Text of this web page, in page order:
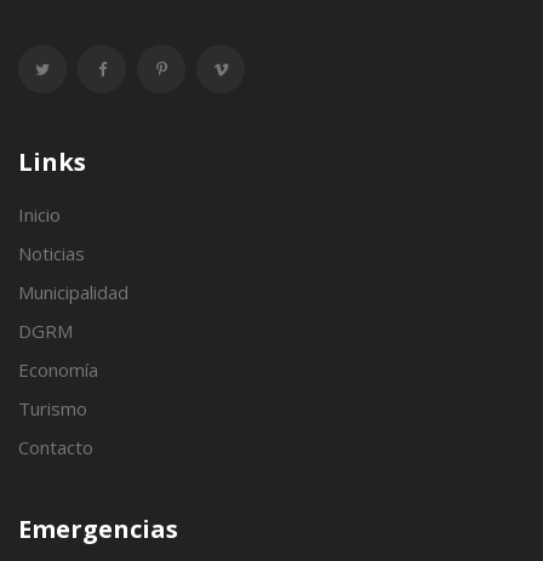
Links
Inicio
Noticias
Municipalidad
DGRM
Economía
Turismo
Contacto
Emergencias